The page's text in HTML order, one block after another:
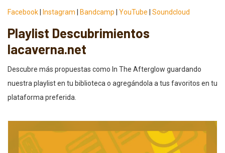
Facebook Instagram Bandcamp YouTube Soundcloud
Playlist Descubrimientos
lacaverna.net
Descubre más propuestas como In The Afterglow guardando
nuestra playlist en tu biblioteca o agregándola a tus favoritos en tu
plataforma preferida.